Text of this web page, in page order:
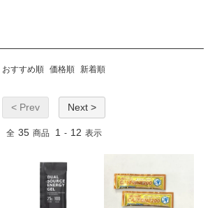
おすすめ順 価格順 新着順
< Prev Next >
全 35 商品 1 - 12 表示